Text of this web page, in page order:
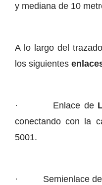
y mediana de 10
A lo largo del
los siguientes
· Enlace de
conectando con la
5001.
· Semienlace de